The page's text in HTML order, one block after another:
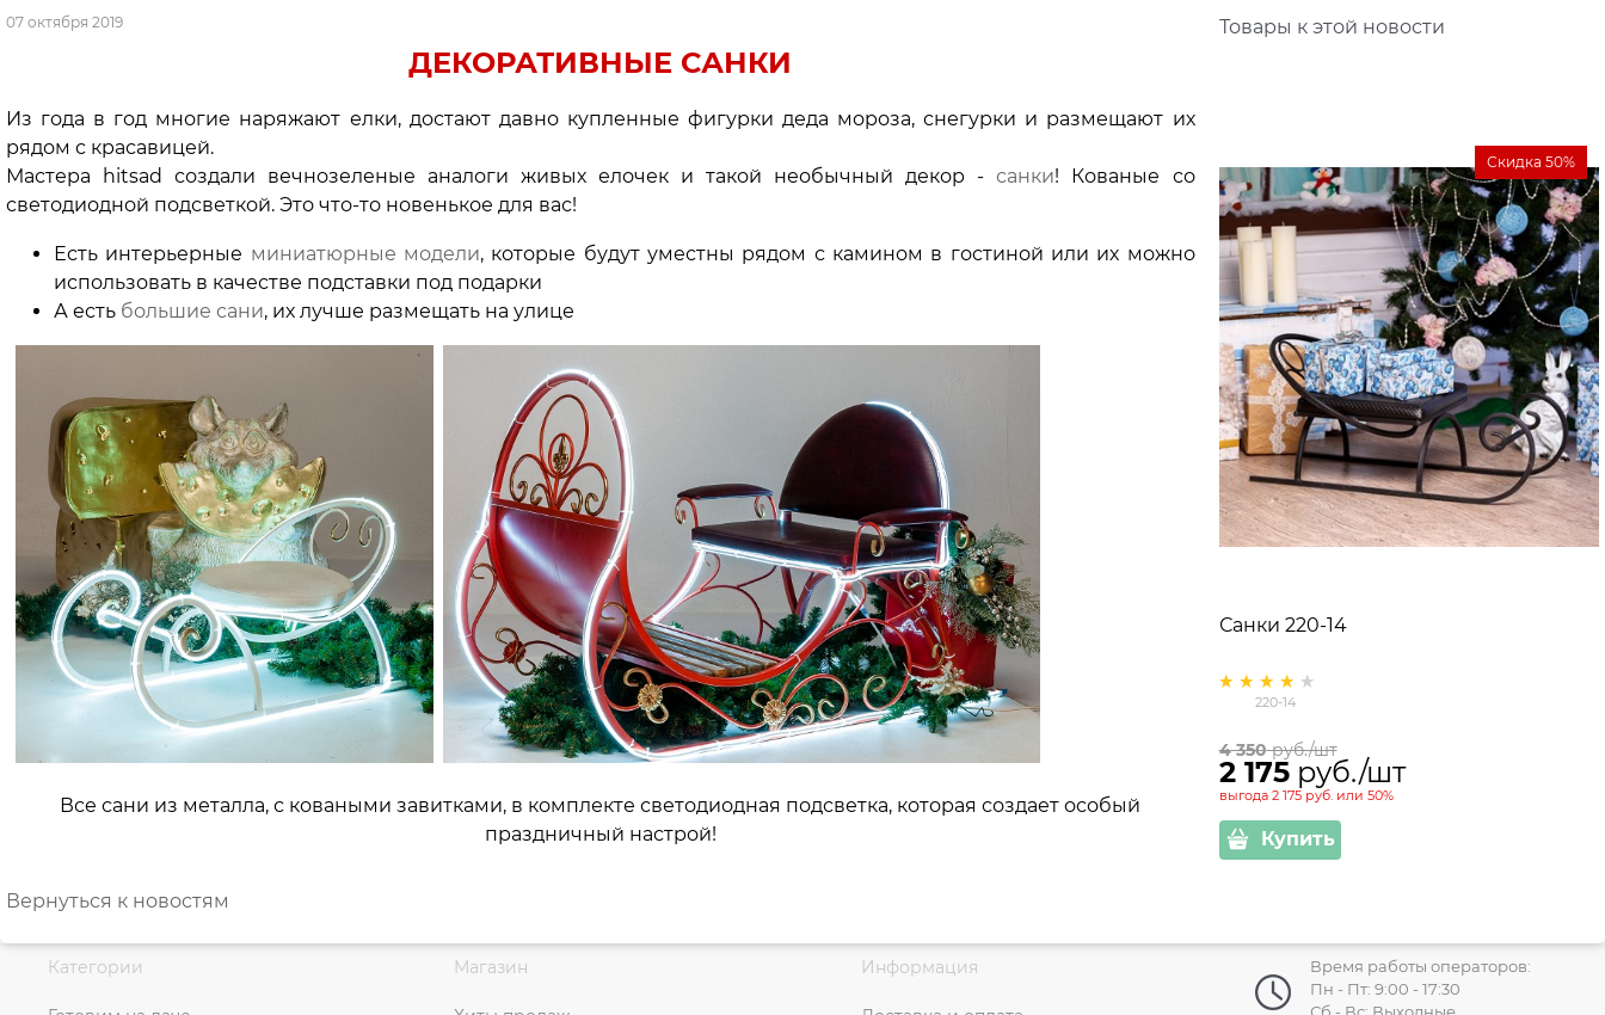
07 октября 2019
ДЕКОРАТИВНЫЕ САНКИ
Из года в год многие наряжают елки, достают давно купленные фигурки деда мороза, снегурки и размещают их
рядом с красавицей.
Мастера hitsad создали вечнозеленые аналоги живых елочек и такой необычный декор -санки! Кованые со
светодиодной подсветкой. Это что-то новенькое для вас!
Есть интерьерные миниатюрные модели, которые будут уместны рядом с камином в гостиной или их можно
использовать в качестве подставки под подарки
А есть большие сани, их лучше размещать на улице
Все сани из металла, с коваными завитками, в комплекте светодиодная подсветка, которая создает особый
праздничный настрой!
Вернуться к новостям
Товары к этой новости
Санки 220-14
220-14
Скидка 50%
4 350 руб./шт
2 175 руб./шт
выгода 2 175 руб. или 50%
Купить
Категории Магазин Информация
Время работы операторов:
Пн - Пт: 9:00 - 17:30
Сб - Вс: Выходные